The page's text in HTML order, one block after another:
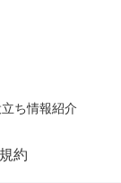
ち情報紹介
約